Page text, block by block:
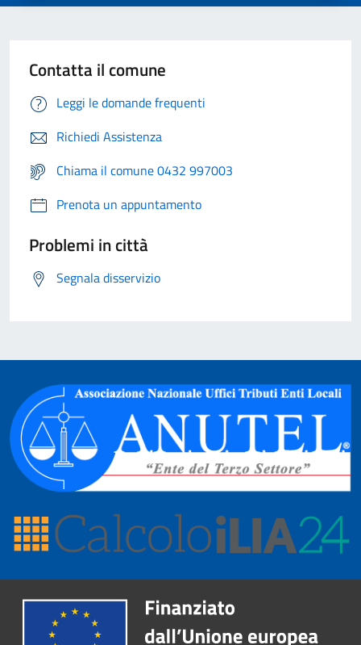
Contatta il comune
Leggi le domande frequenti
Richiedi Assistenza
Chiama il comune 0432 997003
Prenota un appuntamento
Problemi in città
Segnala disservizio